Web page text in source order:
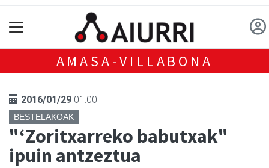
AMASA-VILLABONA
2016/01/29 01:00
BESTELAKOAK
"‘Zoritxarreko babutxak"
ipuin antzeztua